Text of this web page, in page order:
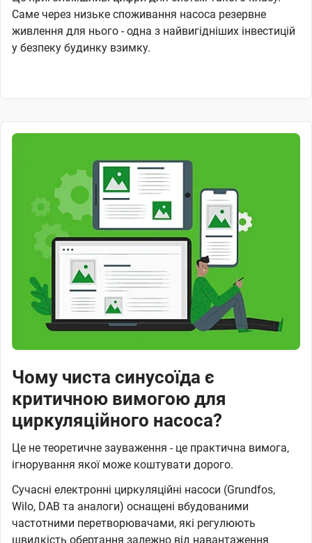
Саме через низьке споживання насоса резервне
живлення для нього - одна з найвигідніших інвестицій
у безпеку будинку взимку.
Чому чиста синусоїда є
критичною вимогою для
циркуляційного насоса?
Це не теоретичне зауваження - це практична вимога,
ігнорування якої може коштувати дорого.
Сучасні електронні циркуляційні насоси (Grundfos,
Wilo, DAB та аналоги) оснащені вбудованими
частотними перетворювачами, які регулюють
швидкість обертання залежно від навантаження